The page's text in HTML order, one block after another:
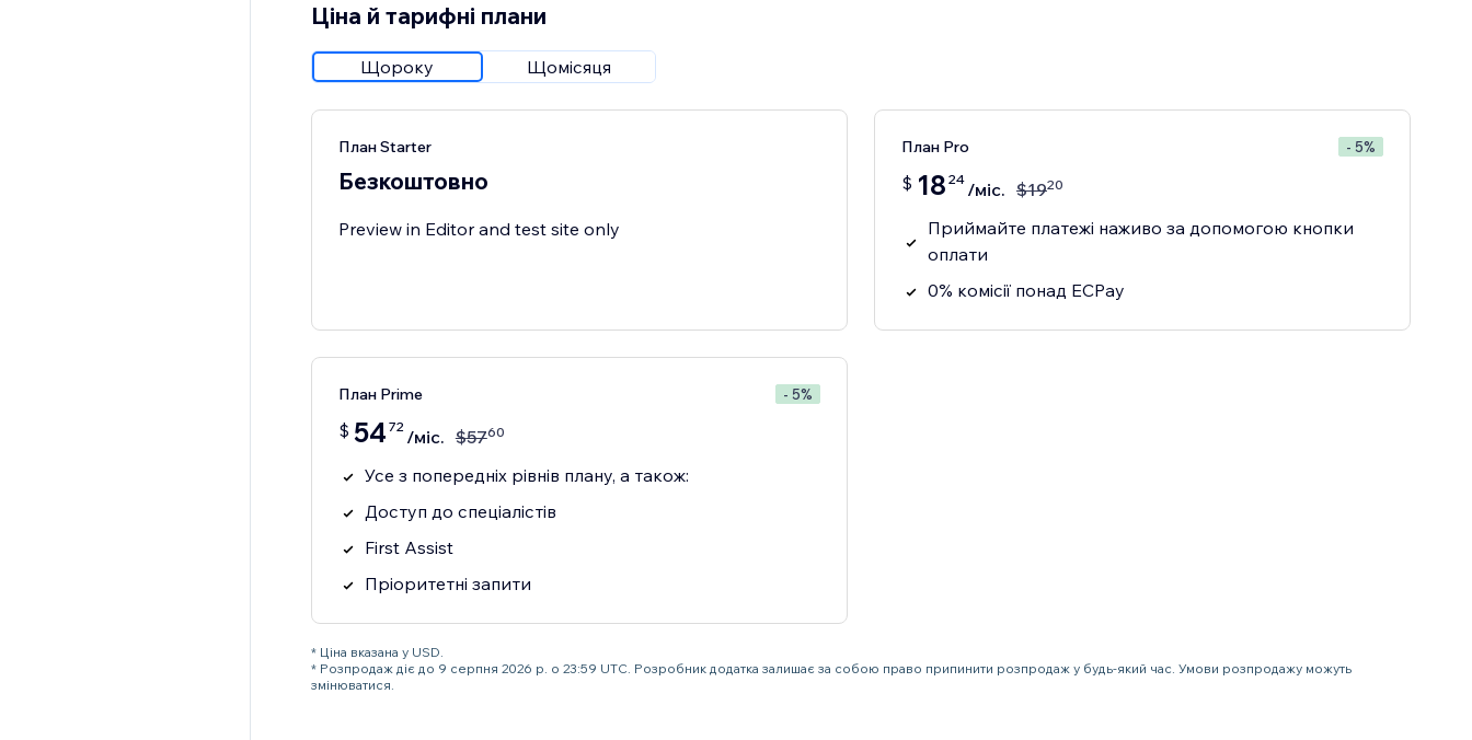
Ціна й тарифні плани
Щороку Щомісяця
План Starter
Безкоштовно
Preview in Editor and test site only
План Pro - 5%
$ 18 24 /міс. $1920
Приймайте платежі наживо за допомогою кнопки
оплати
0% комісії понад ECPay
План Prime - 5%
$ 54 72 /міс. $5760
Усе з попередніх рівнів плану, а також:
Доступ до спеціалістів
First Assist
Пріоритетні запити
* Ціна вказана у USD.
* Розпродаж діє до 9 серпня 2026 р. о 23:59 UTC. Розробник додатка залишає за собою право припинити розпродаж у будь-який час. Умови розпродажу можуть
змінюватися.